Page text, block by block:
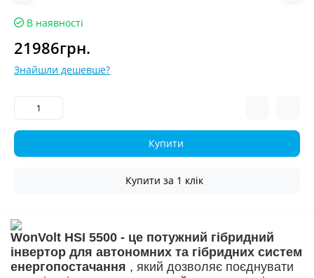
В наявності
21986грн.
Знайшли дешевше?
Купити
Купити за 1 клiк
WonVolt HSI 5500 - це потужний гібридний
інвертор для автономних та гібридних систем
енергопостачання , який дозволяє поєднувати